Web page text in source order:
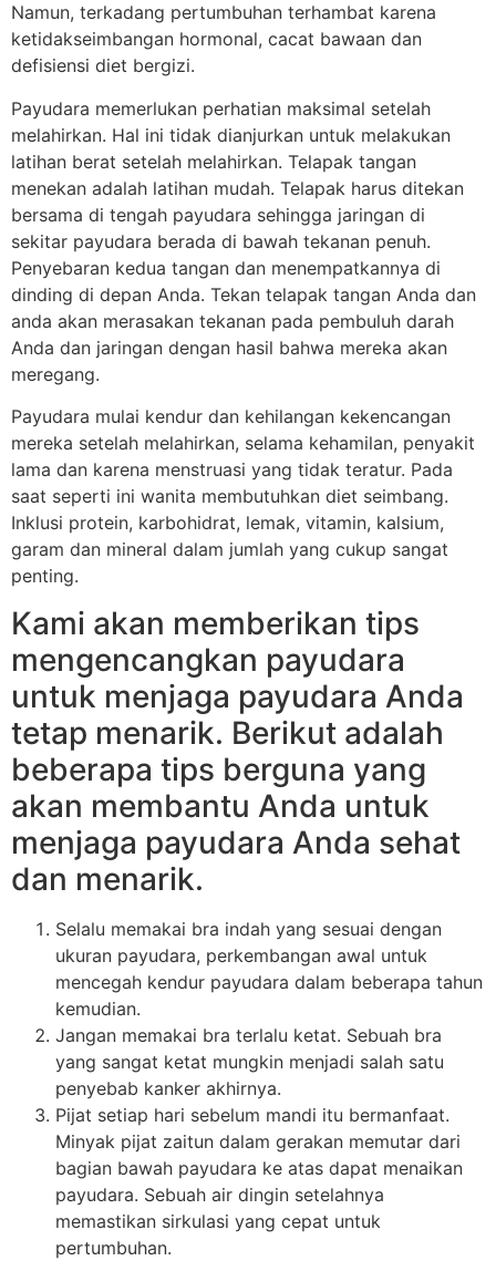
Namun, terkadang pertumbuhan terhambat karena
ketidakseimbangan hormonal, cacat bawaan dan
defisiensi diet bergizi.
Payudara memerlukan perhatian maksimal setelah
melahirkan. Hal ini tidak dianjurkan untuk melakukan
latihan berat setelah melahirkan. Telapak tangan
menekan adalah latihan mudah. Telapak harus ditekan
bersama di tengah payudara sehingga jaringan di
sekitar payudara berada di bawah tekanan penuh.
Penyebaran kedua tangan dan menempatkannya di
dinding di depan Anda. Tekan telapak tangan Anda dan
anda akan merasakan tekanan pada pembuluh darah
Anda dan jaringan dengan hasil bahwa mereka akan
meregang.
Payudara mulai kendur dan kehilangan kekencangan
mereka setelah melahirkan, selama kehamilan, penyakit
lama dan karena menstruasi yang tidak teratur. Pada
saat seperti ini wanita membutuhkan diet seimbang.
Inklusi protein, karbohidrat, lemak, vitamin, kalsium,
garam dan mineral dalam jumlah yang cukup sangat
penting.
Kami akan memberikan tips
mengencangkan payudara
untuk menjaga payudara Anda
tetap menarik. Berikut adalah
beberapa tips berguna yang
akan membantu Anda untuk
menjaga payudara Anda sehat
dan menarik.
Selalu memakai bra indah yang sesuai dengan
ukuran payudara, perkembangan awal untuk
mencegah kendur payudara dalam beberapa tahun
kemudian.
Jangan memakai bra terlalu ketat. Sebuah bra
yang sangat ketat mungkin menjadi salah satu
penyebab kanker akhirnya.
Pijat setiap hari sebelum mandi itu bermanfaat.
Minyak pijat zaitun dalam gerakan memutar dari
bagian bawah payudara ke atas dapat menaikan
payudara. Sebuah air dingin setelahnya
memastikan sirkulasi yang cepat untuk
pertumbuhan.